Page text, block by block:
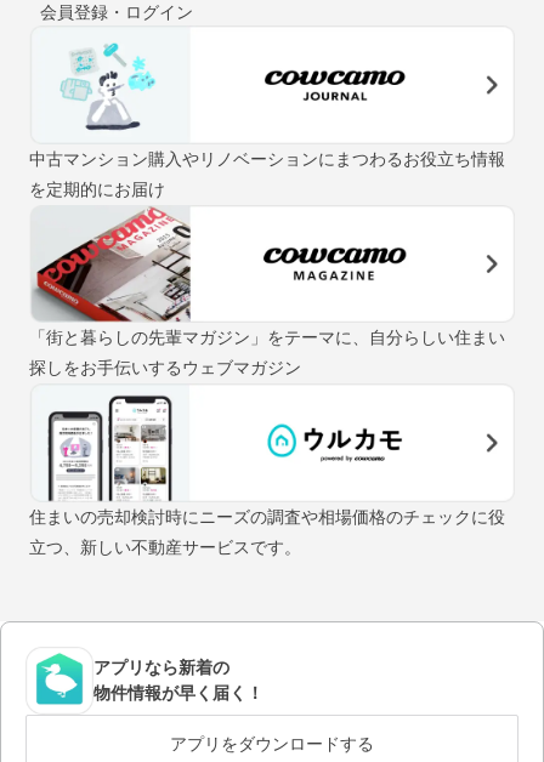
会員登録・ログイン
中古マンション購入やリノベーションにまつわるお役立ち情報
を定期的にお届け
「街と暮らしの先輩マガジン」をテーマに、自分らしい住まい
探しをお手伝いするウェブマガジン
住まいの売却検討時にニーズの調査や相場価格のチェックに役
立つ、新しい不動産サービスです。
アプリなら新着の
物件情報が早く届く！
アプリをダウンロードする